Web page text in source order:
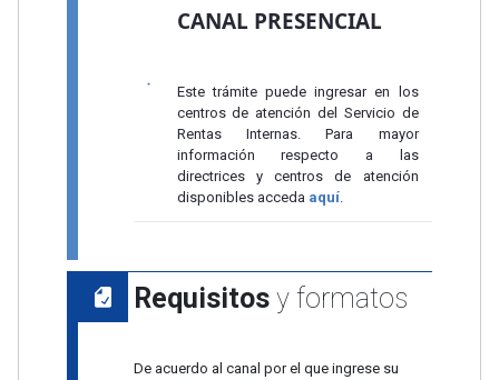
CANAL PRESENCIAL
Este trámite puede ingresar en los
centros de atención del Servicio de
Rentas Internas. Para mayor
información respecto a las
directrices y centros de atención
disponibles acceda aquí.
Requisitosy formatos
De acuerdo al canal por el que ingrese su